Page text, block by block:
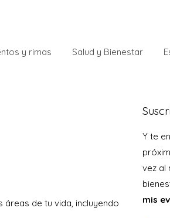
y rimas Salud y Bienestar
áreas de tu vida, incluyendo
Y te
vez al
mis